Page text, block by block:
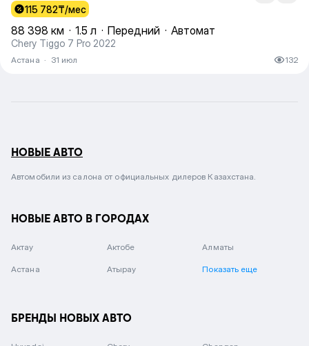
115 782₸/мес
88 398 км · 1.5 л · Передний · Автомат
Chery Tiggo 7 Pro 2022
Астана · 31 июл 132
НОВЫЕ АВТО
Автомобили из салона от официальных дилеров Казахстана.
НОВЫЕ АВТО В ГОРОДАХ
Актау Актобе Алматы
Астана Атырау Показать еще
БРЕНДЫ НОВЫХ АВТО